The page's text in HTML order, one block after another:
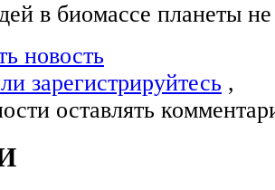
в биомассе планеты
новость
зарегистрируйтесь ,
оставлять